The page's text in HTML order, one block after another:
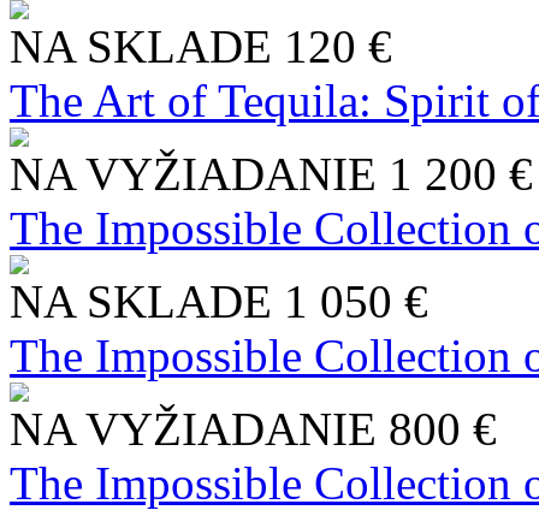
NA SKLADE 120 €
The Art of Tequila: Spirit
NA VYŽIADANIE 1 200 €
The Impossible Collection
NA SKLADE 1 050 €
The Impossible Collection
NA VYŽIADANIE 800 €
The Impossible Collection